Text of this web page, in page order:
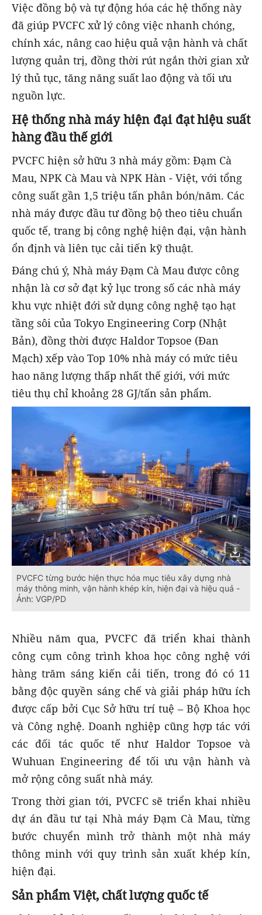
Việc đồng bộ và tự động hóa các hệ thống này
đã giúp PVCFC xử lý công việc nhanh chóng,
chính xác, nâng cao hiệu quả vận hành và chất
lượng quản trị, đồng thời rút ngắn thời gian xử
lý thủ tục, tăng năng suất lao động và tối ưu
nguồn lực.
Hệ thống nhà máy hiện đại đạt hiệu suất
hàng đầu thế giới
PVCFC hiện sở hữu 3 nhà máy gồm: Đạm Cà
Mau, NPK Cà Mau và NPK Hàn - Việt, với tổng
công suất gần 1,5 triệu tấn phân bón/năm. Các
nhà máy được đầu tư đồng bộ theo tiêu chuẩn
quốc tế, trang bị công nghệ hiện đại, vận hành
ổn định và liên tục cải tiến kỹ thuật.
Đáng chú ý, Nhà máy Đạm Cà Mau được công
nhận là cơ sở đạt kỷ lục trong số các nhà máy
khu vực nhiệt đới sử dụng công nghệ tạo hạt
tầng sôi của Tokyo Engineering Corp (Nhật
Bản), đồng thời được Haldor Topsoe (Đan
Mạch) xếp vào Top 10% nhà máy có mức tiêu
hao năng lượng thấp nhất thế giới, với mức
tiêu thụ chỉ khoảng 28 GJ/tấn sản phẩm.
PVCFC từng bước hiện thực hóa mục tiêu xây dựng nhà
máy thông minh, vận hành khép kín, hiện đại và hiệu quả -
Ảnh: VGP/PD
Nhiều năm qua, PVCFC đã triển khai thành
công cụm công trình khoa học công nghệ với
hàng trăm sáng kiến cải tiến, trong đó có 11
bằng độc quyền sáng chế và giải pháp hữu ích
được cấp bởi Cục Sở hữu trí tuệ – Bộ Khoa học
và Công nghệ. Doanh nghiệp cũng hợp tác với
các đối tác quốc tế như Haldor Topsoe và
Wuhuan Engineering để tối ưu vận hành và
mở rộng công suất nhà máy.
Trong thời gian tới, PVCFC sẽ triển khai nhiều
dự án đầu tư tại Nhà máy Đạm Cà Mau, từng
bước chuyển mình trở thành một nhà máy
thông minh với quy trình sản xuất khép kín,
hiện đại.
Sản phẩm Việt, chất lượng quốc tế